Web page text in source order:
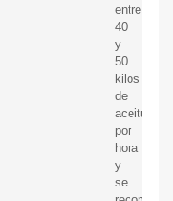
entre
40
y
50
kilos
de
aceitunas
por
hora
y
se